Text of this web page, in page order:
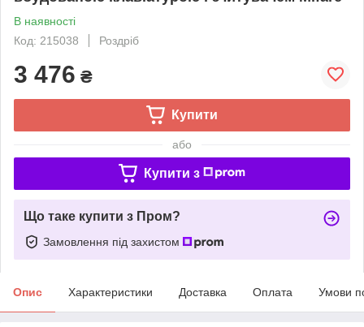
В наявності
Код: 215038
Роздріб
3 476 ₴
Купити
або
Купити з
Що таке купити з Пром?
Замовлення під захистом
Опис Характеристики Доставка Оплата Умови